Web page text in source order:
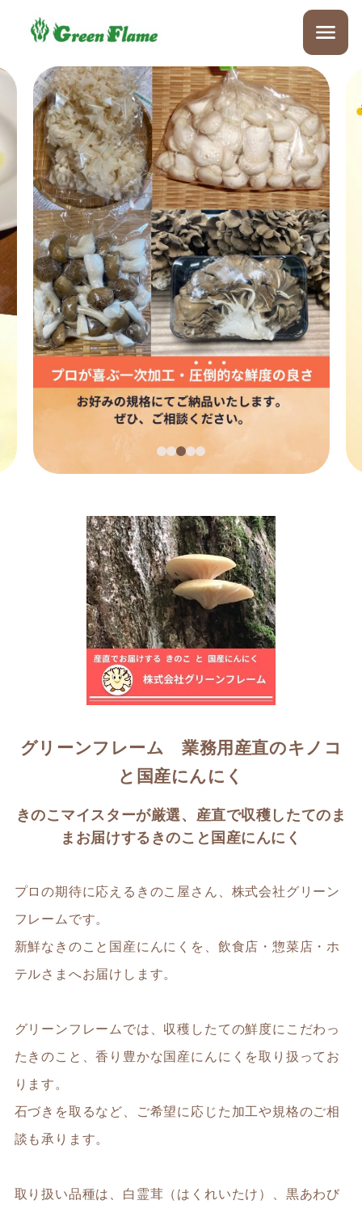
グリーンフレーム 業務用産直のキノコ
と国産にんにく
きのこマイスターが厳選、産直で収穫したてのま
まお届けするきのこと国産にんにく
プロの期待に応えるきのこ屋さん、株式会社グリーン
フレームです。
新鮮なきのこと国産にんにくを、飲食店・惣菜店・ホ
テルさまへお届けします。
グリーンフレームでは、収穫したての鮮度にこだわっ
たきのこと、香り豊かな国産にんにくを取り扱ってお
ります。
石づきを取るなど、ご希望に応じた加工や規格のご相
談も承ります。
取り扱い品種は、白霊茸（はくれいたけ）、黒あわび